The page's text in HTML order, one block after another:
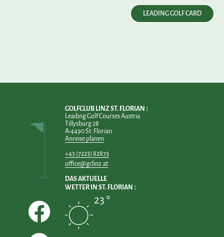
LEADING GOLF CARD
GOLFCLUB LINZ ST. FLORIAN
Leading Golf Courses Austria
Tillysburg 28
A-4490 St. Florian
Anreise planen
+43 (7223) 82873
office@gclinz.at
DAS AKTUELLE
WETTER IN ST. FLORIAN
23 °